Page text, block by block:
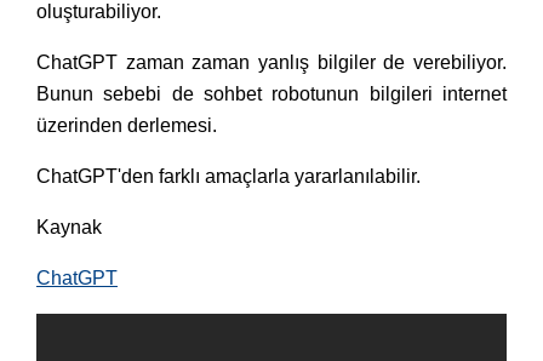
oluşturabiliyor.
ChatGPT zaman zaman yanlış bilgiler de verebiliyor.
Bunun sebebi de sohbet robotunun bilgileri internet
üzerinden derlemesi.
ChatGPT'den farklı amaçlarla yararlanılabilir.
Kaynak
ChatGPT